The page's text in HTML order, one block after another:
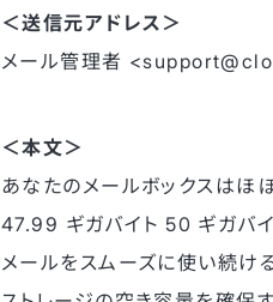
＜送信元アドレス＞
メール管理者
＜本文＞
あなたのメールボックスはほ
47.99 ギガバイト 50 ギガバ
メールをスムーズに使い続け